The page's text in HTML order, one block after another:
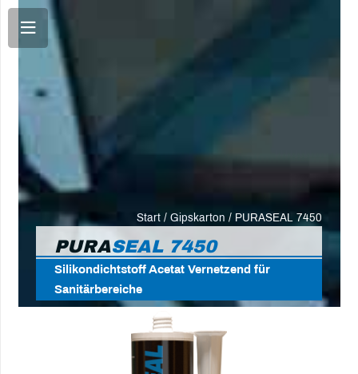
Start / Gipskarton / PURASEAL 7450
PURASEAL 7450
Silikondichtstoff Acetat Vernetzend für
Sanitärbereiche